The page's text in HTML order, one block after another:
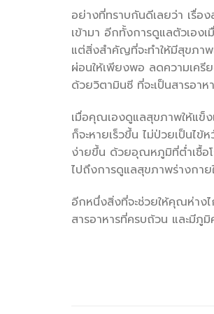
อย่างที่ทราบกันดีเลยว่า เรื่อ
เข้ามา อีกทั้งการดูแลตัวเอง
แต่สิ่งสำคัญที่จะทำให้มีสุขภา
ผ่อนให้เพียงพอ ลดความเครี
ด้วยวิตามินซี ที่จะเป็นสารอา
เมื่อคุณเองดูแลสุขภาพให้แข็
ก็จะหายเร็วขึ้น ไม่ป่วยเป็นไข้
ง่ายขึ้น ด้วยอุณหภูมิที่ต่ำเชื้อ
ไปถึงการดูแลสุขภาพร่างกา
อีกหนึ่งสิ่งที่จะช่วยให้คุณห่างไ
สารอาหารที่ครบถ้วน และมีภู